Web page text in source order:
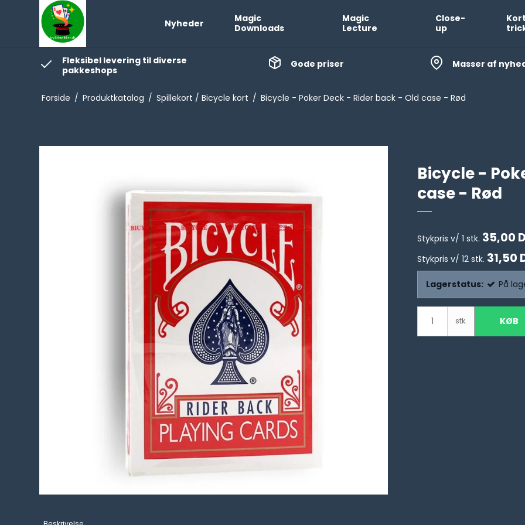
Nyheder
Magic
Downloads
Magic
Lecture
Close-
up
Fleksibel levering til diverse
pakkeshops
Gode priser Masser af
Forside / Produktkatalog / Spillekort / Bicycle kort / Bicycle - Poker Deck - Rider back - Old case - Rød
Bicycle -
case - Rød
Stykpris v/ 1 stk. 35,00
Stykpris v/ 12 stk. 31,50
Lagerstatus: På
stk. KØB